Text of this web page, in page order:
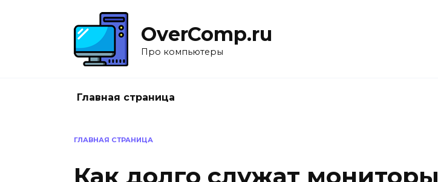
OverComp.ru
Про компьютеры
Главная страница
ГЛАВНАЯ СТРАНИЦА
Как долго служат мониторы